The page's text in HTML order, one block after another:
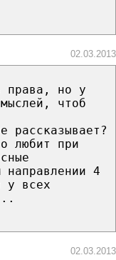
02.03.2013
права, но у
чтоб
любит при
направлении 4
у всех
02.03.2013